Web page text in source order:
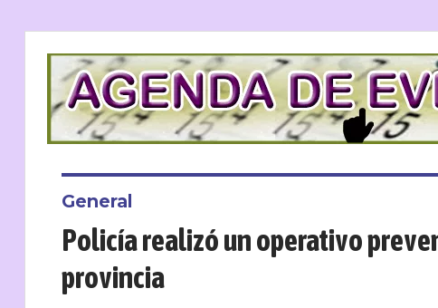
Policía realizó un operativo
provincia
General